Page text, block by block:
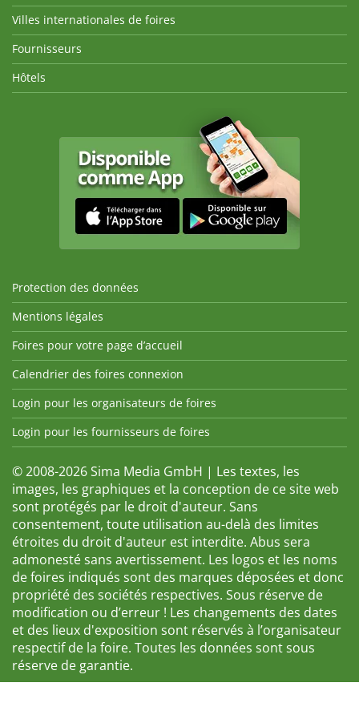
Villes internationales de foires
Fournisseurs
Hôtels
Protection des données
Mentions légales
Foires pour votre page d’accueil
Calendrier des foires connexion
Login pour les organisateurs de foires
Login pour les fournisseurs de foires
© 2008-2026 Sima Media GmbH | Les textes, les
images, les graphiques et la conception de ce site web
sont protégés par le droit d'auteur. Sans
consentement, toute utilisation au-delà des limites
étroites du droit d'auteur est interdite. Abus sera
admonesté sans avertissement. Les logos et les noms
de foires indiqués sont des marques déposées et donc
propriété des sociétés respectives. Sous réserve de
modification ou d’erreur ! Les changements des dates
et des lieux d'exposition sont réservés à l’organisateur
respectif de la foire. Toutes les données sont sous
réserve de garantie.